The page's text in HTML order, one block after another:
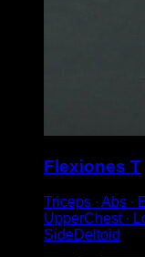
Flexiones T
Triceps ∙ Abs ∙
UpperChest ∙
SideDeltoid